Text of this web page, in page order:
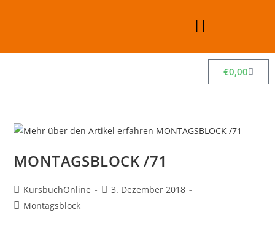
€0,00
MONTAGSBLOCK /71
KursbuchOnline
3. Dezember 2018
Montagsblock